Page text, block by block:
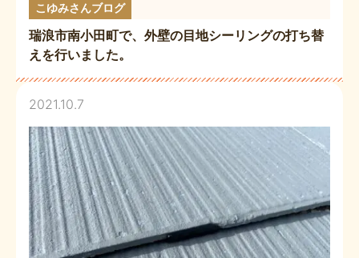
こゆみさんブログ
瑞浪市南小田町で、外壁の目地シーリングの打ち替
えを行いました。
2021.10.7